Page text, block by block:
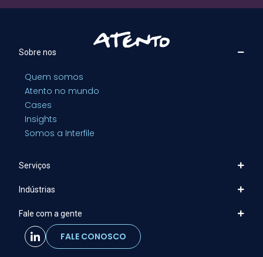
Sobre nos
Quem somos
Atento no mundo
Cases
Insights
Somos a Interfile
Serviços
Indústrias
Fale com a gente
FALE CONOSCO